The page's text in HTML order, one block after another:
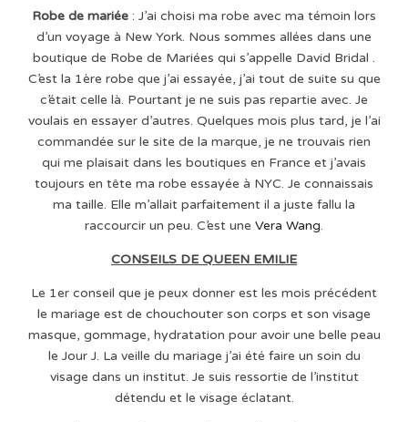
Robe de mariée : J’ai choisi ma robe avec ma témoin lors
d’un voyage à New York. Nous sommes allées dans une
boutique de Robe de Mariées qui s’appelle David Bridal .
C’est la 1ère robe que j’ai essayée, j’ai tout de suite su que
c’était celle là. Pourtant je ne suis pas repartie avec. Je
voulais en essayer d’autres. Quelques mois plus tard, je l’ai
commandée sur le site de la marque, je ne trouvais rien
qui me plaisait dans les boutiques en France et j’avais
toujours en tête ma robe essayée à NYC. Je connaissais
ma taille. Elle m’allait parfaitement il a juste fallu la
raccourcir un peu. C’est une Vera Wang.
CONSEILS DE QUEEN EMILIE
Le 1er conseil que je peux donner est les mois précédent
le mariage est de chouchouter son corps et son visage
masque, gommage, hydratation pour avoir une belle peau
le Jour J. La veille du mariage j’ai été faire un soin du
visage dans un institut. Je suis ressortie de l’institut
détendu et le visage éclatant.